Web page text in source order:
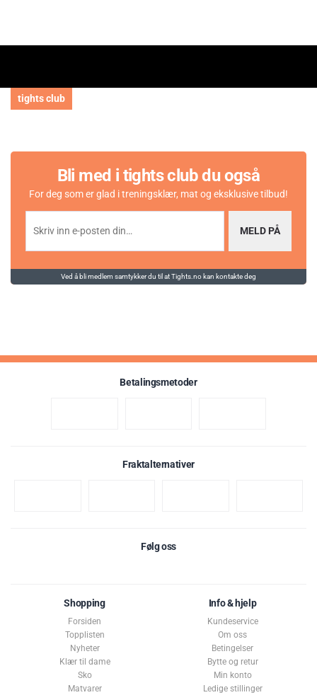
tights club
Bli med i tights club du også
For deg som er glad i treningsklær, mat og eksklusive tilbud!
MELD PÅ
Ved å bli medlem samtykker du til at Tights.no kan kontakte deg
Betalingsmetoder
Fraktalternativer
Følg oss
Shopping
Forsiden
Topplisten
Nyheter
Klær til dame
Sko
Matvarer
Info & hjelp
Kundeservice
Om oss
Betingelser
Bytte og retur
Min konto
Ledige stillinger